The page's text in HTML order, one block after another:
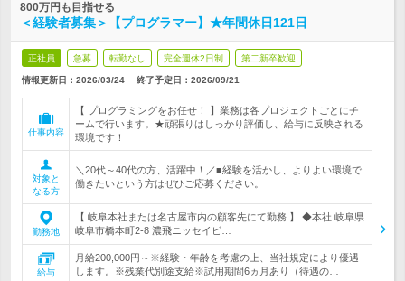
800万円も目指せる
＜経験者募集＞【プログラマー】★年間休日121日
正社員 急募 転勤なし 完全週休2日制 第二新卒歓迎
情報更新日：2026/03/24 終了予定日： 2026/09/21
仕事内容
【 プログラミングをお任せ！ 】業務は各プロジェクトごとにチ
ームで行います。★頑張りはしっかり評価し、給与に反映される
環境です！
対象と
なる方
＼20代～40代の方、活躍中！／■経験を活かし、よりよい環境で
働きたいという方はぜひご応募ください。
勤務地
【 岐阜本社または名古屋市内の顧客先にて勤務 】 ◆本社 岐阜県
岐阜市橋本町2-8 濃飛ニッセイビ…
給与
月給200,000円～※経験・年齢を考慮の上、当社規定により優遇
します。※残業代別途支給※試用期間6ヵ月あり（待遇の…